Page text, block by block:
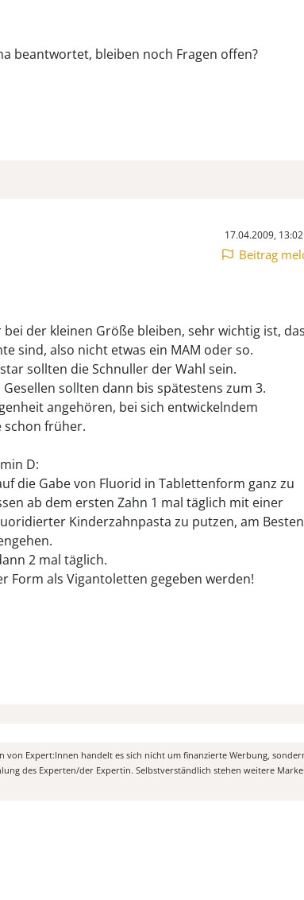
beantwortet, bleiben noch Fragen offen?
17.04.2009,
Beitrag
der kleinen Größe bleiben, sehr wichtig ist,
sind, also nicht etwas ein MAM oder so.
sollten die Schnuller der Wahl sein.
sollten dann bis spätestens zum 3.
angehören, bei sich entwickelndem
schon früher.
D:
die Gabe von Fluorid in Tablettenform ganz zu
ab dem ersten Zahn 1 mal täglich mit einer
Kinderzahnpasta zu putzen, am Besten
2 mal täglich.
Form als Vigantoletten gegeben werden!
von Expert:Innen handelt es sich nicht um finanzierte Werbung,
des Experten/der Expertin. Selbstverständlich stehen weitere